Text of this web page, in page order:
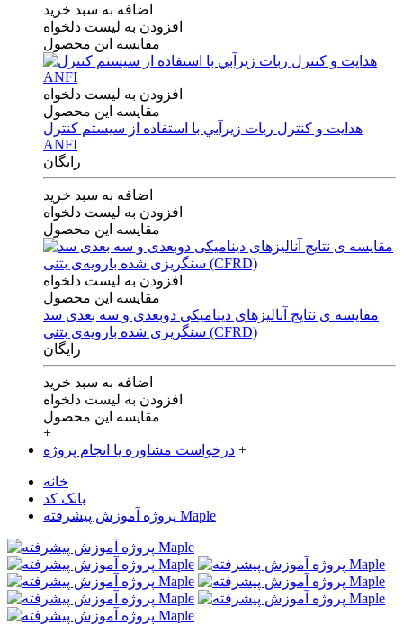
اضافه به سبد خرید
افزودن به لیست دلخواه
مقایسه این محصول
افزودن به لیست دلخواه
مقایسه این محصول
هدايت و كنترل ربات زيرآبي با استفاده از سيستم كنترل
ANFI
رایگان
اضافه به سبد خرید
افزودن به لیست دلخواه
مقایسه این محصول
افزودن به لیست دلخواه
مقایسه این محصول
مقایسه ی‌ نتایج آنالیزهای‌ دینامیکی‌ دوبعدی‌ و‌ سه بعدی‌ سد
سنگریزی‌ شده با‌رویه‌ی‌ بتنی‌ (CFRD)
رایگان
اضافه به سبد خرید
افزودن به لیست دلخواه
مقایسه این محصول
+
درخواست مشاوره یا انجام پروژه +
خانه
بانک کد
پروژه آموزش پیشرفته Maple